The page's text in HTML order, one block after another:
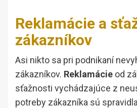
Reklamácie a
zákazníkov
Asi nikto sa pri podnikaní
zákazníkov. Reklamácie od
sťažnosti vychádzajúce z
potreby zákazníka sú